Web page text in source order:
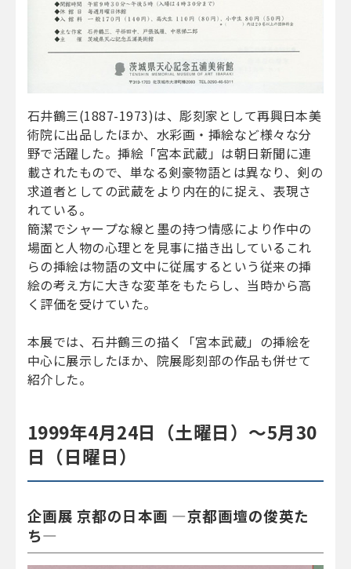
石井鶴三(1887-1973)は、彫刻家として再興日本美
術院に出品したほか、水彩画・挿絵など様々な分
野で活躍した。挿絵「宮本武蔵」は朝日新聞に連
載されたもので、単なる剣豪物語とは異なり、剣の
求道者としての武蔵をより内在的に捉え、表現さ
れている。
簡潔でシャープな線と墨の持つ情感により作中の
場面と人物の心理とを見事に描き出しているこれ
らの挿絵は物語の文中に従属するという従来の挿
絵の考え方に大きな変革をもたらし、当時から高
く評価を受けていた。
本展では、石井鶴三の描く「宮本武蔵」の挿絵を
中心に展示したほか、院展彫刻部の作品も併せて
紹介した。
1999年4月24日（土曜日）～5月30
日（日曜日）
企画展 京都の日本画 ―京都画壇の俊英た
ち―